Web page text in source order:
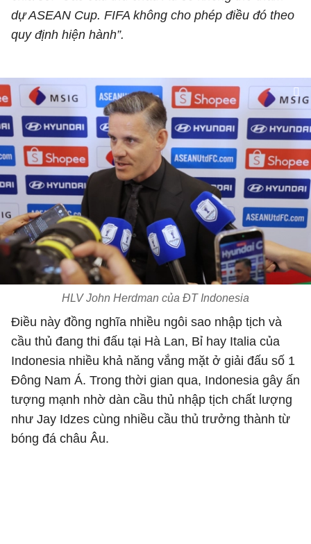
dự ASEAN Cup. FIFA không cho phép điều đó theo
quy định hiện hành”.
HLV John Herdman của ĐT Indonesia
Điều này đồng nghĩa nhiều ngôi sao nhập tịch và
cầu thủ đang thi đấu tại Hà Lan, Bỉ hay Italia của
Indonesia nhiều khả năng vắng mặt ở giải đấu số 1
Đông Nam Á. Trong thời gian qua, Indonesia gây ấn
tượng mạnh nhờ dàn cầu thủ nhập tịch chất lượng
như Jay Idzes cùng nhiều cầu thủ trưởng thành từ
bóng đá châu Âu.